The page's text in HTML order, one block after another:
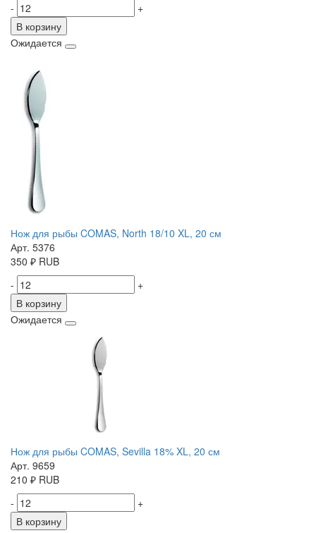
-
+
В корзину
Ожидается
Нож для рыбы COMAS, North 18/10 XL, 20 см
Арт. 5376
350 ₽ RUB
-
+
В корзину
Ожидается
Нож для рыбы COMAS, Sevilla 18% XL, 20 см
Арт. 9659
210 ₽ RUB
-
+
В корзину